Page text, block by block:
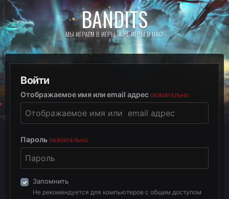
BANDITS
МЫ ИГРАЕМ В ИГРЫ, А НЕ ИГРЫ В НАС!
Войти
Отображаемое имя или email адрес ОБЯЗАТЕЛЬНО
Пароль ОБЯЗАТЕЛЬНО
Запомнить
Не рекомендуется для компьютеров с общим доступом